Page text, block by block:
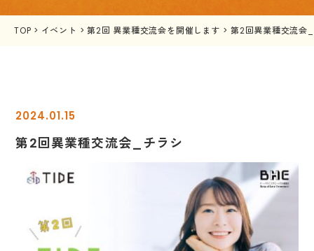
TOP > イベント >第2回 異業種交流会を開催します > 第2回異業種交流会
2024.01.15
第2回異業種交流会_チラシ